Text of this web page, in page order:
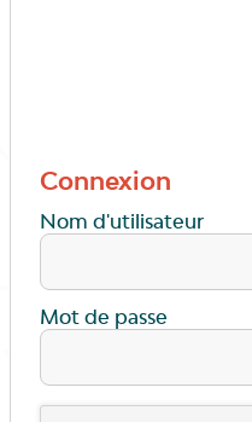
Connexion
Nom d'utilisateur
Mot de passe